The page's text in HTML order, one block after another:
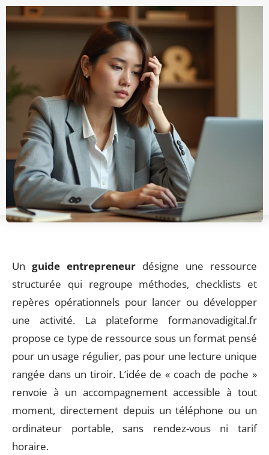
Un guide entrepreneur désigne une ressource
structurée qui regroupe méthodes, checklists et
repères opérationnels pour lancer ou développer
une activité. La plateforme formanovadigital.fr
propose ce type de ressource sous un format pensé
pour un usage régulier, pas pour une lecture unique
rangée dans un tiroir. L’idée de « coach de poche »
renvoie à un accompagnement accessible à tout
moment, directement depuis un téléphone ou un
ordinateur portable, sans rendez-vous ni tarif
horaire.